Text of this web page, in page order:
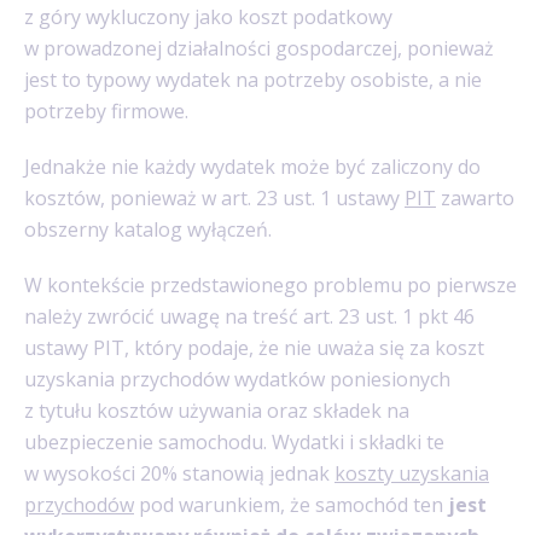
z góry wykluczony jako koszt podatkowy
w prowadzonej działalności gospodarczej, ponieważ
jest to typowy wydatek na potrzeby osobiste, a nie
potrzeby firmowe.
Jednakże nie każdy wydatek może być zaliczony do
kosztów, ponieważ w art. 23 ust. 1 ustawy PIT zawarto
obszerny katalog wyłączeń.
W kontekście przedstawionego problemu po pierwsze
należy zwrócić uwagę na treść art. 23 ust. 1 pkt 46
ustawy PIT, który podaje, że nie uważa się za koszt
uzyskania przychodów wydatków poniesionych
z tytułu kosztów używania oraz składek na
ubezpieczenie samochodu. Wydatki i składki te
w wysokości 20% stanowią jednak koszty uzyskania
przychodów pod warunkiem, że samochód ten jest